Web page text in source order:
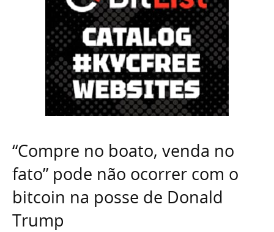
“Compre no boato, venda no
fato” pode não ocorrer com o
bitcoin na posse de Donald
Trump